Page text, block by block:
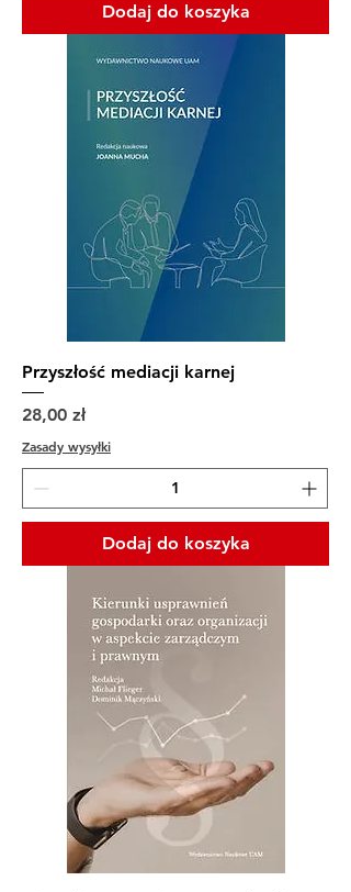
Dodaj do koszyka
Przyszłość mediacji karnej
Cena
28,00 zł
Zasady wysyłki
Dodaj do koszyka